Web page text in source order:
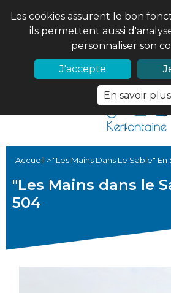
Les cookies assurent le bon
ils permettent aussi
personnaliser son
J'accepte
En savoir plus
02 97 56 61 18
Accueil > "Les Mains Dans Le Sable" En
"Les Mains dans le
504